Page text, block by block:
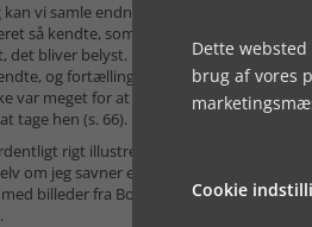
vi samle endnu flere brikker i det
så kendte, som fx bombningerne af
det bliver belyst. Bombardementerne af
og fortællingerne belyser
var meget for at forlade sit hjem, men
tage hen (s. 66).
rigt illustreret med spændende
om jeg savner en introduktion til
billeder fra Bornholm, og jeg tror, at
Dette
brug af vores
Cookie